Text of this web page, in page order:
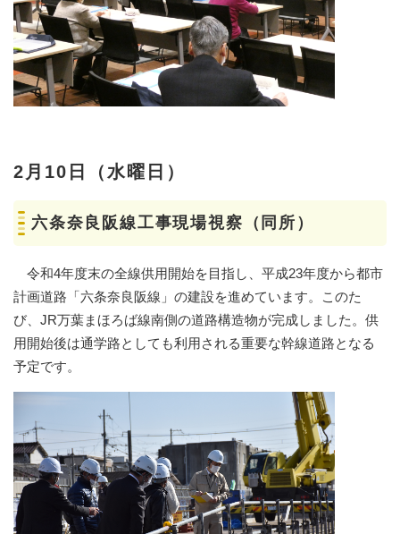
2月10日（水曜日）
六条奈良阪線工事現場視察（同所）
令和4年度末の全線供用開始を目指し、平成23年度から都市
計画道路「六条奈良阪線」の建設を進めています。このた
び、JR万葉まほろば線南側の道路構造物が完成しました。供
用開始後は通学路としても利用される重要な幹線道路となる
予定です。